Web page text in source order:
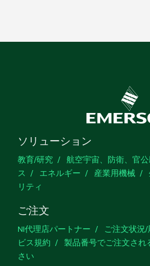
ソリューション
教育/研究 航空宇宙、防衛、官
ス
エネルギー 産業用機械
リティ
ご注文
NI代理店パートナー ご注文状況
ビス規約
製品番号でご注文さ
さい